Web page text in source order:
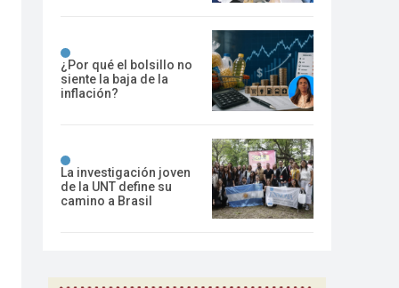
¿Por qué el bolsillo no
siente la baja de la
inflación?
La investigación joven
de la UNT define su
camino a Brasil